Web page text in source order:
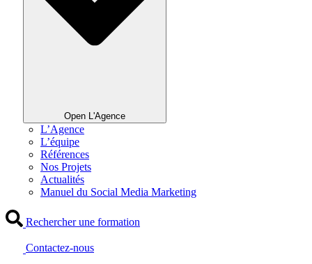
Open L'Agence
L’Agence
L’équipe
Références
Nos Projets
Actualités
Manuel du Social Media Marketing
Rechercher une formation
Contactez-nous